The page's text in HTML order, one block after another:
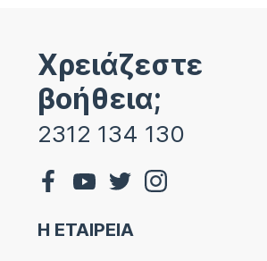
Χρειάζεστε
βοήθεια;
2312 134 130
Η ΕΤΑΙΡΕΙΑ